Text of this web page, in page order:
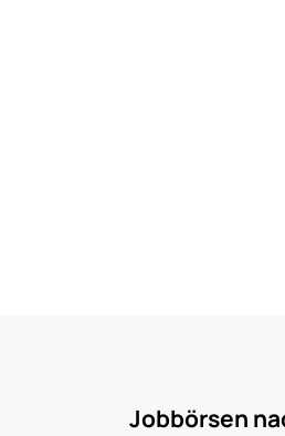
Jobbörsen